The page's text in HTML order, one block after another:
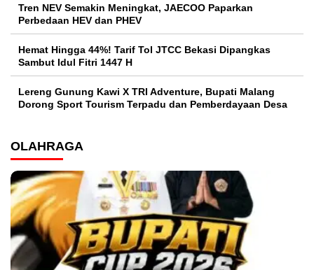
Tren NEV Semakin Meningkat, JAECOO Paparkan
Perbedaan HEV dan PHEV
Hemat Hingga 44%! Tarif Tol JTCC Bekasi Dipangkas
Sambut Idul Fitri 1447 H
Lereng Gunung Kawi X TRI Adventure, Bupati Malang
Dorong Sport Tourism Terpadu dan Pemberdayaan Desa
OLAHRAGA